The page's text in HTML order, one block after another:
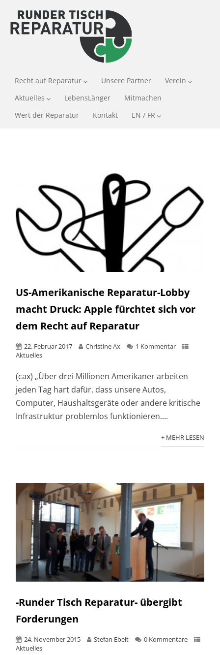
Recht auf Reparatur Unsere Partner
Verein
Aktuelles
LebensLänger
Mitmachen
Wert der Reparatur
Kontakt EN / FR
US-Amerikanische Reparatur-Lobby
macht Druck: Apple fürchtet sich vor
dem Recht auf Reparatur
22. Februar 2017 Christine Ax
1 Kommentar
Aktuelles
(cax) „Über drei Millionen Amerikaner arbeiten
jeden Tag hart dafür, dass unsere Autos,
Computer, Haushaltsgeräte oder andere kritische
Infrastruktur problemlos funktionieren....
+ MEHR LESEN
-Runder Tisch Reparatur- übergibt
Forderungen
24. November 2015 Stefan Ebelt
0 Kommentare
Aktuelles